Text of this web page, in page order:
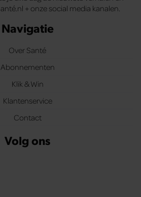
+ onze social media kanalen.
Navigatie
Over Santé
Abonnementen
Klik & Win
Klantenservice
Contact
Volg ons